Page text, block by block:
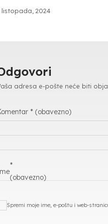
listopada, 2024
adresa e-pošte neće biti
* (obavezno)
*
(obavezno)
Spremi moje ime, e-poštu i web-